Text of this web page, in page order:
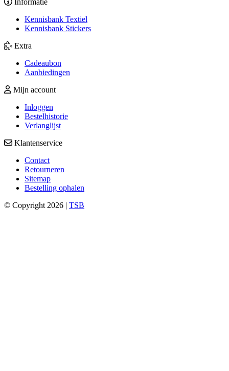
Kennisbank Textiel
Kennisbank Stickers
Extra
Cadeaubon
Aanbiedingen
Mijn account
Inloggen
Bestelhistorie
Verlanglijst
Klantenservice
Contact
Retourneren
Sitemap
Bestelling ophalen
© Copyright 2026 | TSB